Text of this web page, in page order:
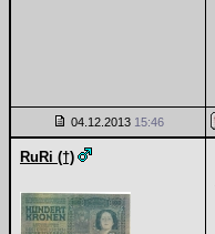
04.12.2013 15:46
RuRi (†)